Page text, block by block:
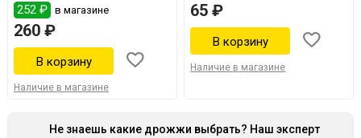
252 ₽ в магазине
260 ₽
Наличие в магазине
65 ₽
Наличие в магазине
Не знаешь какие дрожжи выбрать? Наш эксперт